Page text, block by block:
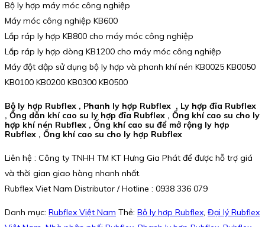
Bộ ly hợp máy móc công nghiệp
Máy móc công nghiệp KB600
Lắp ráp ly hợp KB800 cho máy móc công nghiệp
Lắp ráp ly hợp dòng KB1200 cho máy móc công nghiệp
Máy đột dập sử dụng bộ ly hợp và phanh khí nén KB0025 KB0050
KB0100 KB0200 KB0300 KB0500
Bộ ly hợp Rubflex , Phanh ly hợp Rubflex , Ly hợp đĩa Rubflex
, Ống dẫn khí cao su ly hợp đĩa Rubflex , Ống khí cao su cho ly
hợp khí nén Rubflex , Ống khí cao su để mở rộng ly hợp
Rubflex , Ống khí cao su cho ly hợp Rubflex
Liên hệ : Công ty TNHH TM KT Hưng Gia Phát để được hỗ trợ giá
và thời gian giao hàng nhanh nhất.
Rubflex Viet Nam Distributor / Hotline : 0938 336 079
Danh mục: Rubflex Việt Nam Thẻ: Bộ ly hợp Rubflex Đại lý Rubflex